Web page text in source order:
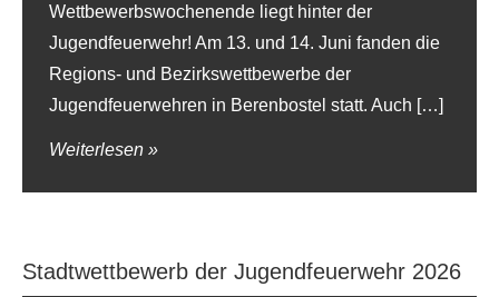
Wettbewerbswochenende liegt hinter der
Jugendfeuerwehr! Am 13. und 14. Juni fanden die
Regions- und Bezirkswettbewerbe der
Jugendfeuerwehren in Berenbostel statt. Auch […]
Weiterlesen
Stadtwettbewerb der Jugendfeuerwehr 2026